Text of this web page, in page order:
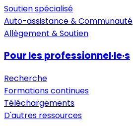
Soutien spécialisé
Auto-assistance & Communauté
Allègement & Soutien
Pour les professionnel·le·s
Recherche
Formations continues
Téléchargements
D'autres ressources